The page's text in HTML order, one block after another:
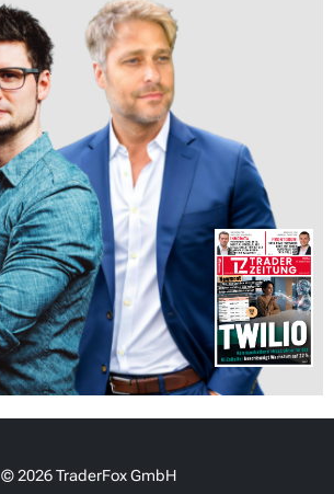
© 2026 TraderFox GmbH